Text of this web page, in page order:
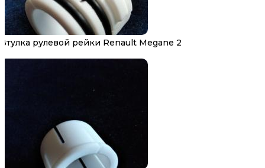
Втулка рулевой рейки Renault Megane 2